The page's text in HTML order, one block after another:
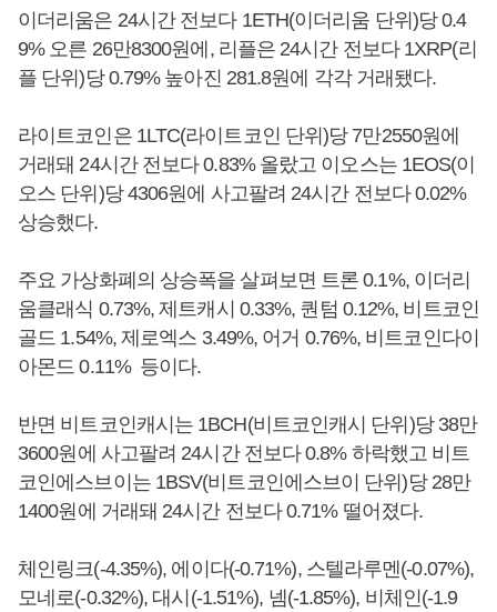
이더리움은 24시간 전보다 1ETH(이더리움 단위)당 0.4
9% 오른 26만8300원에, 리플은 24시간 전보다 1XRP(리
플 단위)당 0.79% 높아진 281.8원에 각각 거래됐다.
라이트코인은 1LTC(라이트코인 단위)당 7만2550원에
거래돼 24시간 전보다 0.83% 올랐고 이오스는 1EOS(이
오스 단위)당 4306원에 사고팔려 24시간 전보다 0.02%
상승했다.
주요 가상화폐의 상승폭을 살펴보면 트론 0.1%, 이더리
움클래식 0.73%, 제트캐시 0.33%, 퀀텀 0.12%, 비트코인
골드 1.54%, 제로엑스 3.49%, 어거 0.76%, 비트코인다이
아몬드 0.11% 등이다.
반면 비트코인캐시는 1BCH(비트코인캐시 단위)당 38만
3600원에 사고팔려 24시간 전보다 0.8% 하락했고 비트
코인에스브이는 1BSV(비트코인에스브이 단위)당 28만
1400원에 거래돼 24시간 전보다 0.71% 떨어졌다.
체인링크(-4.35%), 에이다(-0.71%), 스텔라루멘(-0.07%),
모네로(-0.32%), 대시(-1.51%), 넴(-1.85%), 비체인(-1.9